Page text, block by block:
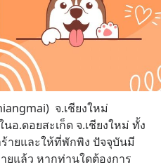
จ.เชียงใหม่
อ.ดอยสะเก็ด จ.เชียงใหม่ ทั้ง
ายและให้ที่พักพิง ปัจจุบันมี
ยแล้ว หากท่านใดต้องการ